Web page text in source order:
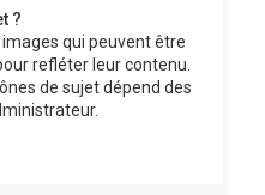
?
images qui peuvent être
refléter leur contenu.
de sujet dépend des